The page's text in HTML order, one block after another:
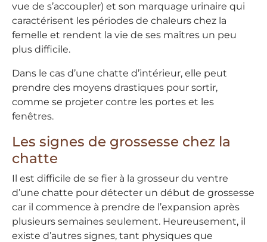
vue de s’accoupler) et son marquage urinaire qui
caractérisent les périodes de chaleurs chez la
femelle et rendent la vie de ses maîtres un peu
plus difficile.
Dans le cas d’une chatte d’intérieur, elle peut
prendre des moyens drastiques pour sortir,
comme se projeter contre les portes et les
fenêtres.
Les signes de grossesse chez la
chatte
Il est difficile de se fier à la grosseur du ventre
d’une chatte pour détecter un début de grossesse
car il commence à prendre de l’expansion après
plusieurs semaines seulement. Heureusement, il
existe d’autres signes, tant physiques que